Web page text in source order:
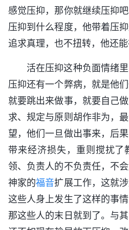
感觉压抑，那你就继续压抑
压抑到什么程度，他带着压
追求真理，也不扭转，他还能
活在压抑这种负面情绪
压抑还有一个弊病，就是他
就要跳出来做事，就要自己
求、规定与原则胡作非为，
望，他们一旦做出事来，后
带来经济损失，重则搅扰了
领、负责人的不负责任，不
神家的福音扩展工作，这就
这些人身上发生了这样的事
那这些人的末日就到了。与